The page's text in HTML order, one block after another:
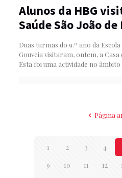
Alunos da HBG
Saúde São João de
Duas turmas do 9.º ano da
Gouveia visitaram, ontem, a Casa
Esta foi uma actividade no âmbito
Página
1 2 3 4
9 10 11 12